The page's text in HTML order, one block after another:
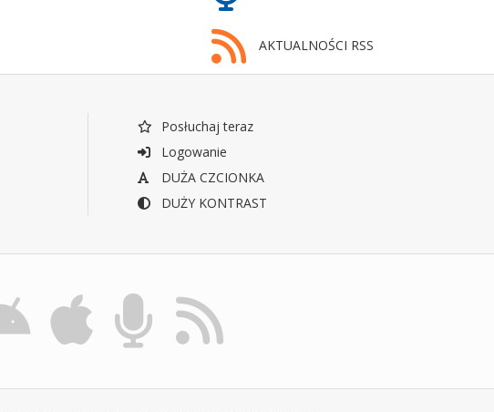
AKTUALNOŚCI RSS
Posłuchaj teraz
Logowanie
DUŻA CZCIONKA
DUŻY KONTRAST